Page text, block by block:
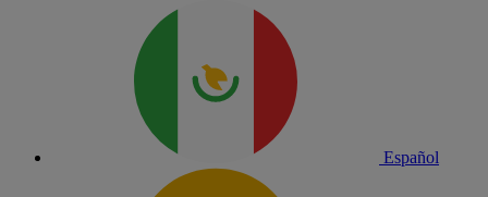
Español